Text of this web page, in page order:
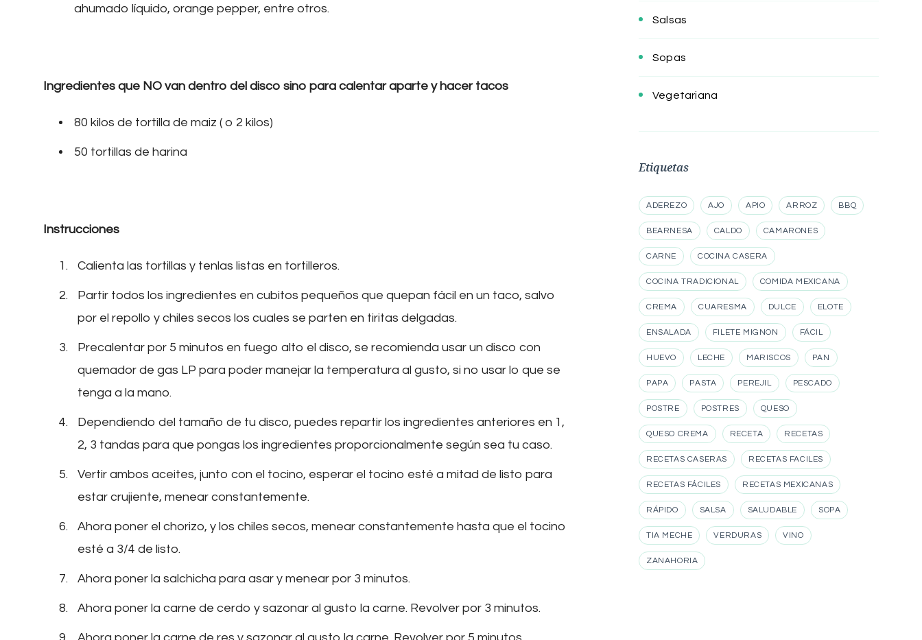
ahumado líquido, orange pepper, entre otros.
Ingredientes que NO van dentro del disco sino para calentar aparte y hacer tacos
80 kilos de tortilla de maiz ( o 2 kilos)
50 tortillas de harina
Instrucciones
Calienta las tortillas y tenlas listas en tortilleros.
Partir todos los ingredientes en cubitos pequeños que quepan fácil en un taco, salvo
por el repollo y chiles secos los cuales se parten en tiritas delgadas.
Precalentar por 5 minutos en fuego alto el disco, se recomienda usar un disco con
quemador de gas LP para poder manejar la temperatura al gusto, si no usar lo que se
tenga a la mano.
Dependiendo del tamaño de tu disco, puedes repartir los ingredientes anteriores en 1,
2, 3 tandas para que pongas los ingredientes proporcionalmente según sea tu caso.
Vertir ambos aceites, junto con el tocino, esperar el tocino esté a mitad de listo para
estar crujiente, menear constantemente.
Ahora poner el chorizo, y los chiles secos, menear constantemente hasta que el tocino
esté a 3/4 de listo.
Ahora poner la salchicha para asar y menear por 3 minutos.
Ahora poner la carne de cerdo y sazonar al gusto la carne. Revolver por 3 minutos.
Salsas
Sopas
Vegetariana
Etiquetas
ADEREZO AJO APIO ARROZ BBQ
BEARNESA CALDO CAMARONES
CARNE COCINA CASERA
COCINA TRADICIONAL COMIDA MEXICANA
CREMA CUARESMA DULCE ELOTE
ENSALADA FILETE MIGNON FÁCIL
HUEVO LECHE MARISCOS PAN
PAPA PASTA PEREJIL PESCADO
POSTRE POSTRES QUESO
QUESO CREMA RECETA RECETAS
RECETAS CASERAS RECETAS FACILES
RECETAS FÁCILES RECETAS MEXICANAS
RÁPIDO SALSA SALUDABLE SOPA
TIA MECHE VERDURAS VINO
ZANAHORIA